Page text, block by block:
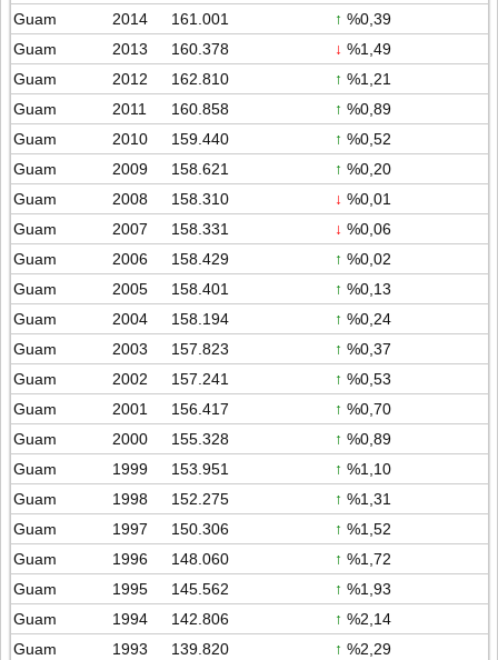
Guam
2014 161.001 ↑ %0,39
Guam
2013 160.378 ↓ %1,49
Guam
2012 162.810 ↑ %1,21
Guam
2011 160.858 ↑ %0,89
Guam
2010 159.440 ↑ %0,52
Guam
2009 158.621 ↑ %0,20
Guam
2008 158.310 ↓ %0,01
Guam
2007 158.331 ↓ %0,06
Guam
2006 158.429 ↑ %0,02
Guam
2005 158.401 ↑ %0,13
Guam
2004 158.194 ↑ %0,24
Guam
2003 157.823 ↑ %0,37
Guam
2002 157.241 ↑ %0,53
Guam
2001 156.417 ↑ %0,70
Guam
2000 155.328 ↑ %0,89
Guam
1999 153.951 ↑ %1,10
Guam
1998 152.275 ↑ %1,31
Guam
1997 150.306 ↑ %1,52
Guam
1996 148.060 ↑ %1,72
Guam
1995 145.562 ↑ %1,93
Guam
1994 142.806 ↑ %2,14
Guam
1993 139.820 ↑ %2,29